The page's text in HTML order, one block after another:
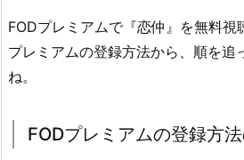
FODプレミアムで『恋仲』を無料視
プレミアムの登録方法から、順を追
ね。
FODプレミアムの登録方